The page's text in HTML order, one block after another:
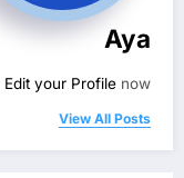
Aya
Edit your Profile now.
View All Posts